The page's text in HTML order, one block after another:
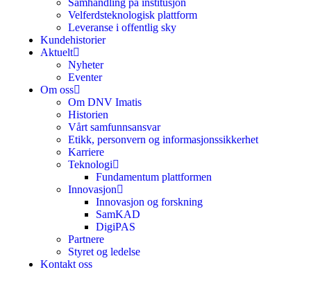
Samhandling på institusjon
Velferdsteknologisk plattform
Leveranse i offentlig sky
Kundehistorier
Aktuelt
Nyheter
Eventer
Om oss
Om DNV Imatis
Historien
Vårt samfunnsansvar
Etikk, personvern og informasjonssikkerhet
Karriere
Teknologi
Fundamentum plattformen
Innovasjon
Innovasjon og forskning
SamKAD
DigiPAS
Partnere
Styret og ledelse
Kontakt oss